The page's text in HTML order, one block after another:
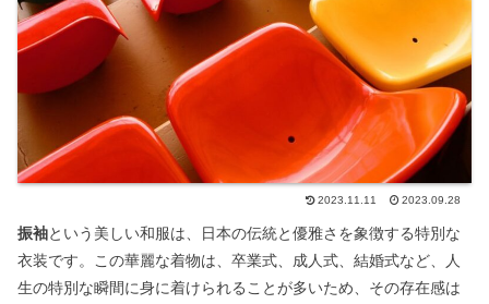
2023.11.11 2023.09.28
振袖という美しい和服は、日本の伝統と優雅さを象徴する特別な
衣装です。この華麗な着物は、卒業式、成人式、結婚式など、人
生の特別な瞬間に身に着けられることが多いため、その存在感は